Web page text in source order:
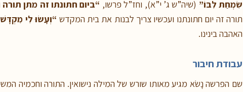
שִׂמְחַת לִבּוֹ” (שיה”ש ג’ י”א), וחז”ל פרשו, “ביום חתונתו זה מתן
תורה זה יום חתונתנו ועכשיו צריך לבנות את בית המקדש “וְעָשׂוּ לִי
האהבה בינינו.
עבודת חיבור
שם הפרשה נָשֹׂא מגיע מאותו שורש של המילה נישואין. התורה וחכמיה